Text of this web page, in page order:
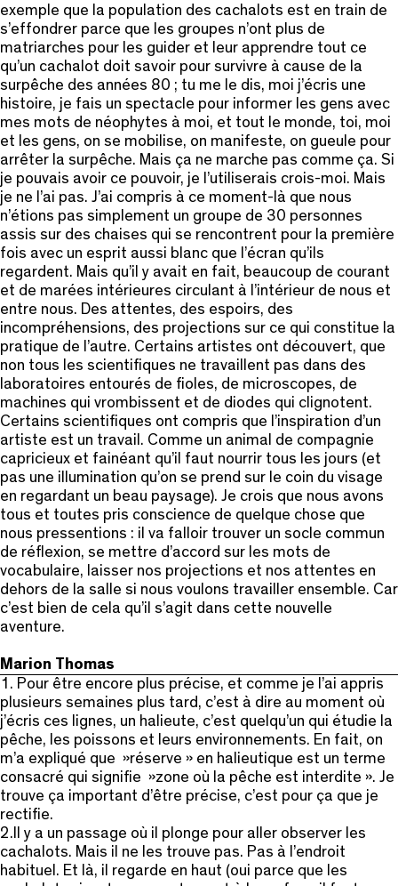
exemple que la population des cachalots est en train de
s’effondrer parce que les groupes n’ont plus de
matriarches pour les guider et leur apprendre tout ce
qu’un cachalot doit savoir pour survivre à cause de la
surpêche des années 80 ; tu me le dis, moi j’écris une
histoire, je fais un spectacle pour informer les gens avec
mes mots de néophytes à moi, et tout le monde, toi, moi
et les gens, on se mobilise, on manifeste, on gueule pour
arrêter la surpêche. Mais ça ne marche pas comme ça. Si
je pouvais avoir ce pouvoir, je l’utiliserais crois-moi. Mais
je ne l’ai pas. J’ai compris à ce moment-là que nous
n’étions pas simplement un groupe de 30 personnes
assis sur des chaises qui se rencontrent pour la première
fois avec un esprit aussi blanc que l’écran qu’ils
regardent. Mais qu’il y avait en fait, beaucoup de courant
et de marées intérieures circulant à l’intérieur de nous et
entre nous. Des attentes, des espoirs, des
incompréhensions, des projections sur ce qui constitue la
pratique de l’autre. Certains artistes ont découvert, que
non tous les scientifiques ne travaillent pas dans des
laboratoires entourés de fioles, de microscopes, de
machines qui vrombissent et de diodes qui clignotent.
Certains scientifiques ont compris que l’inspiration d’un
artiste est un travail. Comme un animal de compagnie
capricieux et fainéant qu’il faut nourrir tous les jours (et
pas une illumination qu’on se prend sur le coin du visage
en regardant un beau paysage). Je crois que nous avons
tous et toutes pris conscience de quelque chose que
nous pressentions : il va falloir trouver un socle commun
de réflexion, se mettre d’accord sur les mots de
vocabulaire, laisser nos projections et nos attentes en
dehors de la salle si nous voulons travailler ensemble. Car
c’est bien de cela qu’il s’agit dans cette nouvelle
aventure.
Marion Thomas
1. Pour être encore plus précise, et comme je l’ai appris
plusieurs semaines plus tard, c’est à dire au moment où
j’écris ces lignes, un halieute, c’est quelqu’un qui étudie la
pêche, les poissons et leurs environnements. En fait, on
m’a expliqué que »réserve » en halieutique est un terme
consacré qui signifie »zone où la pêche est interdite ». Je
trouve ça important d’être précise, c’est pour ça que je
rectifie.
2.Il y a un passage où il plonge pour aller observer les
cachalots. Mais il ne les trouve pas. Pas à l’endroit
habituel. Et là, il regarde en haut (oui parce que les